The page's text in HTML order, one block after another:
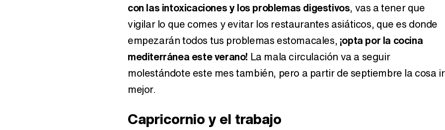
con las intoxicaciones y los problemas digestivos, vas a tener que
vigilar lo que comes y evitar los restaurantes asiáticos, que es donde
empezarán todos tus problemas estomacales, ¡opta por la cocina
mediterránea este verano! La mala circulación va a seguir
molestándote este mes también, pero a partir de septiembre la cosa
mejor.
Capricornio y el trabajo